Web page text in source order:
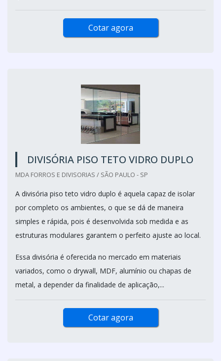
Cotar agora
DIVISÓRIA PISO TETO VIDRO DUPLO
MDA FORROS E DIVISORIAS / SÃO PAULO - SP
A divisória piso teto vidro duplo é aquela capaz de isolar
por completo os ambientes, o que se dá de maneira
simples e rápida, pois é desenvolvida sob medida e as
estruturas modulares garantem o perfeito ajuste ao local.
Essa divisória é oferecida no mercado em materiais
variados, como o drywall, MDF, alumínio ou chapas de
metal, a depender da finalidade de aplicação,...
Cotar agora